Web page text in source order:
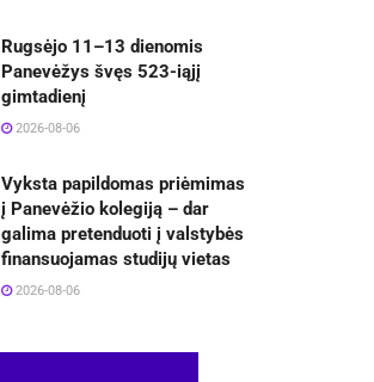
Rugsėjo 11–13 dienomis
Panevėžys švęs 523-iąjį
gimtadienį
2026-08-06
Vyksta papildomas priėmimas
į Panevėžio kolegiją – dar
galima pretenduoti į valstybės
finansuojamas studijų vietas
2026-08-06